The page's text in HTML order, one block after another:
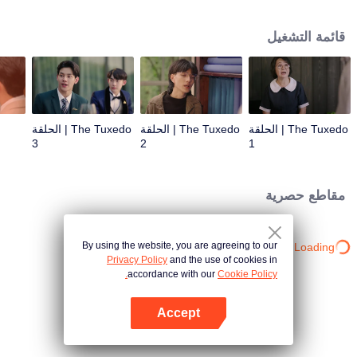
قائمة التشغيل
The Tuxedo | الحلقة
1
The Tuxedo | الحلقة
2
The Tuxedo | الحلقة
3
مقاطع حصرية
Loading…
By using the website, you are agreeing to our
Privacy Policy and the use of cookies in
accordance with our Cookie Policy.
Accept